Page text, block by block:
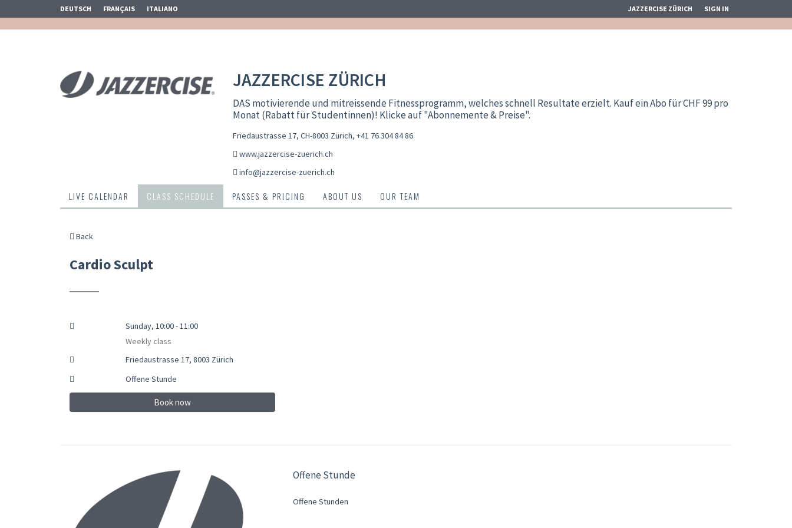
DEUTSCH FRANÇAIS ITALIANO JAZZERCISE ZÜRICH SIGN IN
JAZZERCISE ZÜRICH
DAS motivierende und mitreissende Fitnessprogramm, welches schnell Resultate erzielt. Kauf ein Abo für CHF 99 pro
Monat (Rabatt für Studentinnen)! Klicke auf "Abonnemente & Preise".
Friedaustrasse 17, CH-8003 Zürich, +41 76 304 84 86
www.jazzercise-zuerich.ch
info@jazzercise-zuerich.ch
LIVE CALENDAR CLASS SCHEDULE PASSES & PRICING ABOUT US OUR TEAM
Back
Cardio Sculpt
Sunday, 10:00 - 11:00
Weekly class
Friedaustrasse 17, 8003 Zürich
Offene Stunde
Book now
Offene Stunde
Offene Stunden